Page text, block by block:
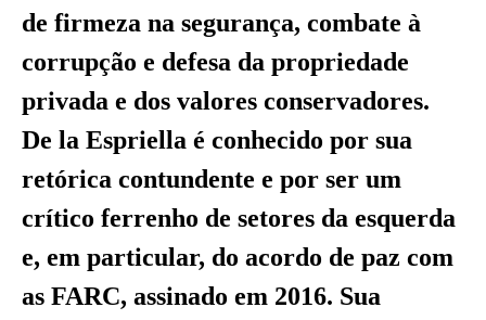
de firmeza na segurança, combate à
corrupção e defesa da propriedade
privada e dos valores conservadores.
De la Espriella é conhecido por sua
retórica contundente e por ser um
crítico ferrenho de setores da esquerda
e, em particular, do acordo de paz com
as FARC, assinado em 2016. Sua